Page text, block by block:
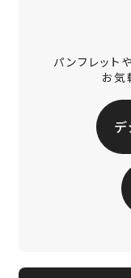
パンフレット
お気